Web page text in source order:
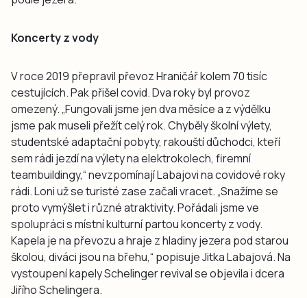
Koncerty z vody
V roce 2019 přepravil převoz Hraničář kolem 70 tisíc
cestujících. Pak přišel covid. Dva roky byl provoz
omezený. „Fungovali jsme jen dva měsíce a z výdělku
jsme pak museli přežít celý rok. Chyběly školní výlety,
studentské adaptační pobyty, rakouští důchodci, kteří
sem rádi jezdí na výlety na elektrokolech, firemní
teambuildingy,“ nevzpomínají Labajovi na covidové roky
rádi. Loni už se turisté zase začali vracet. „Snažíme se
proto vymýšlet i různé atraktivity. Pořádali jsme ve
spolupráci s místní kulturní partou koncerty z vody.
Kapela je na převozu a hraje z hladiny jezera pod starou
školou, diváci jsou na břehu,“ popisuje Jitka Labajová. Na
vystoupení kapely Schelinger revival se objevila i dcera
Jiřího Schelingera.